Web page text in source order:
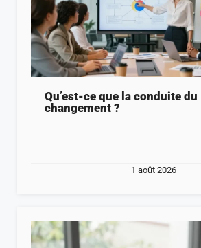
Qu’est-ce que la conduite du
changement ?
1 août 2026